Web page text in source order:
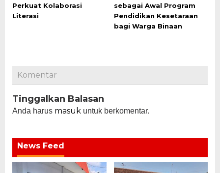
Perkuat Kolaborasi
Literasi
sebagai Awal Program
Pendidikan Kesetaraan
bagi Warga Binaan
Komentar
Tinggalkan Balasan
Anda harus masuk untuk berkomentar.
News Feed